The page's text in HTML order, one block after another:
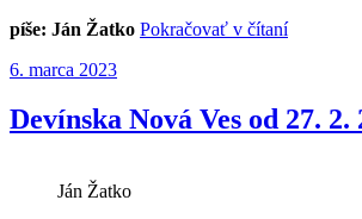
píše: Ján Žatko Pokračovať v čítaní
OLO
od
Publikované
6. marca 2023
Devínska Nová Ves od 27. 2.
Ján Žatko